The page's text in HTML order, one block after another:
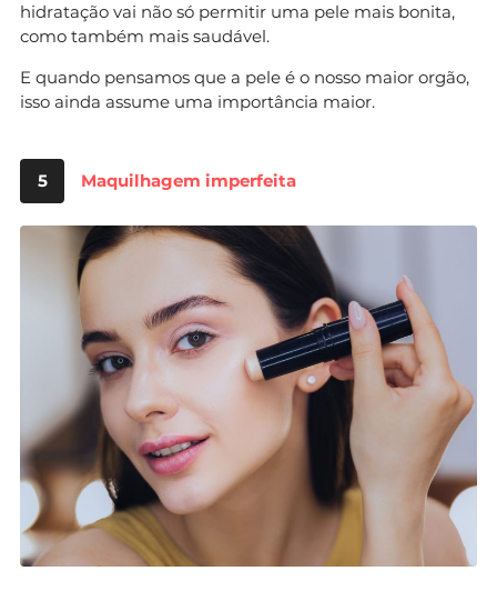
hidratação vai não só permitir uma pele mais bonita,
como também mais saudável.
E quando pensamos que a pele é o nosso maior orgão,
isso ainda assume uma importância maior.
5 Maquilhagem imperfeita